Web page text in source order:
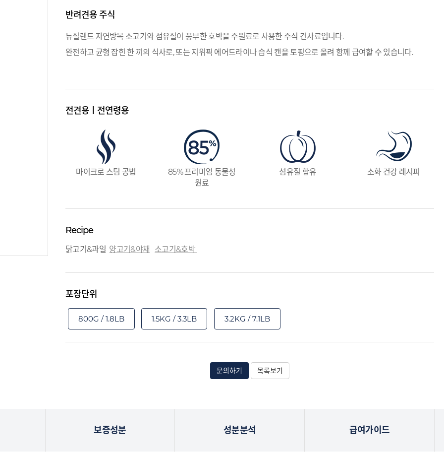
반려견용 주식
뉴질랜드 자연방목 소고기와 섬유질이 풍부한 호박을 주원료로 사용한 주식 건사료입니다.
완전하고 균형 잡힌 한 끼의 식사로, 또는 지위픽 에어드라이나 습식 캔을 토핑으로 올려 함께 급여할 수 있습니다.
전견용ㅣ전연령용
마이크로 스팀 공법
85% 프리미엄 동물성
원료
섬유질 함유 소화 건강 레시피
Recipe
닭고기&과일 양고기&야채 소고기&호박
포장단위
800G / 1.8LB 1.5KG / 3.3LB 3.2KG / 7.1LB
문의하기 목록보기
보증성분 성분분석 급여가이드